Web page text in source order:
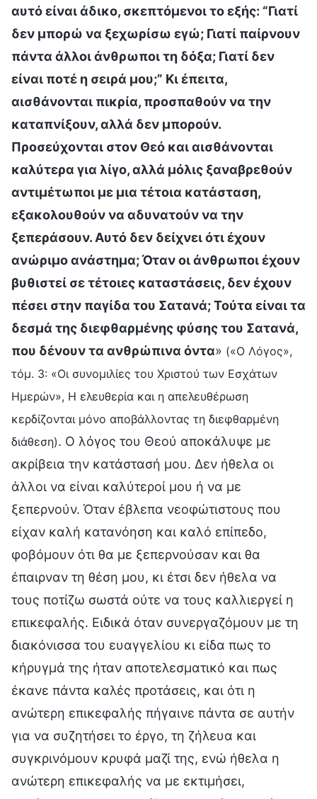
αυτό είναι άδικο, σκεπτόμενοι το εξής: “Γιατί
δεν μπορώ να ξεχωρίσω εγώ; Γιατί παίρνουν
πάντα άλλοι άνθρωποι τη δόξα; Γιατί δεν
είναι ποτέ η σειρά μου;” Κι έπειτα,
αισθάνονται πικρία, προσπαθούν να την
καταπνίξουν, αλλά δεν μπορούν.
Προσεύχονται στον Θεό και αισθάνονται
καλύτερα για λίγο, αλλά μόλις ξαναβρεθούν
αντιμέτωποι με μια τέτοια κατάσταση,
εξακολουθούν να αδυνατούν να την
ξεπεράσουν. Αυτό δεν δείχνει ότι έχουν
ανώριμο ανάστημα; Όταν οι άνθρωποι έχουν
βυθιστεί σε τέτοιες καταστάσεις, δεν έχουν
πέσει στην παγίδα του Σατανά; Τούτα είναι τα
δεσμά της διεφθαρμένης φύσης του Σατανά,
που δένουν τα ανθρώπινα όντα» («Ο Λόγος»,
τόμ. 3: «Οι συνομιλίες του Χριστού των Εσχάτων
Ημερών», Η ελευθερία και η απελευθέρωση
κερδίζονται μόνο αποβάλλοντας τη διεφθαρμένη
διάθεση). Ο λόγος του Θεού αποκάλυψε με
ακρίβεια την κατάστασή μου. Δεν ήθελα οι
άλλοι να είναι καλύτεροί μου ή να με
ξεπερνούν. Όταν έβλεπα νεοφώτιστους που
είχαν καλή κατανόηση και καλό επίπεδο,
φοβόμουν ότι θα με ξεπερνούσαν και θα
έπαιρναν τη θέση μου, κι έτσι δεν ήθελα να
τους ποτίζω σωστά ούτε να τους καλλιεργεί η
επικεφαλής. Ειδικά όταν συνεργαζόμουν με τη
διακόνισσα του ευαγγελίου κι είδα πως το
κήρυγμά της ήταν αποτελεσματικό και πως
έκανε πάντα καλές προτάσεις, και ότι η
ανώτερη επικεφαλής πήγαινε πάντα σε αυτήν
για να συζητήσει το έργο, τη ζήλευα και
συγκρινόμουν κρυφά μαζί της, ενώ ήθελα η
ανώτερη επικεφαλής να με εκτιμήσει,